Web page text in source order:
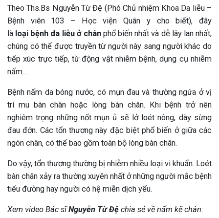
Theo Ths.Bs Nguyễn Từ Đệ (Phó Chủ nhiệm Khoa Da liễu –
Bệnh viên 103 – Học viện Quân y cho biết), đây
là loại bệnh da liễu ở chânphổ biến nhất và dễ lây lan nhất,
chúng có thể được truyền từ người này sang người khác do
tiếp xúc trực tiếp, từ động vật nhiễm bệnh, dụng cụ nhiễm
nấm…
Bệnh nấm da bóng nước, có mụn đau và thường ngứa ở vị
trí mu bàn chân hoặc lòng bàn chân. Khi bệnh trở nên
nghiêm trọng những nốt mụn ủ sẽ lở loét nông, dày sừng
đau đớn. Các tổn thương này đặc biệt phổ biến ở giữa các
ngón chân, có thể bao gồm toàn bộ lòng bàn chân.
Do vậy, tổn thương thường bị nhiễm nhiều loại vi khuẩn. Loét
bàn chân xảy ra thường xuyên nhất ở những người mắc bệnh
tiểu đường hay người có hệ miễn dịch yếu.
Xem video Bác sĩNguyễn Từ Đệ chia sẻ về nấm kẽ chân: